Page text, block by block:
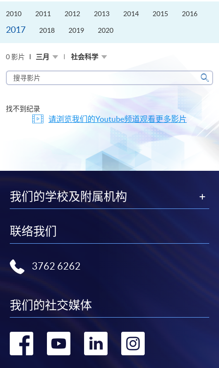
2010 2011 2012 2013 2014 2015 2016
2017 2018 2019 2020
0 影片 三月 社会科学
搜
寻
片
搜
找不到纪录
请浏览我们的Youtube频道观看更多影片
我们的学校及附属机构
联络我们
3762 6262
我们的社交媒体
转 转 转 转